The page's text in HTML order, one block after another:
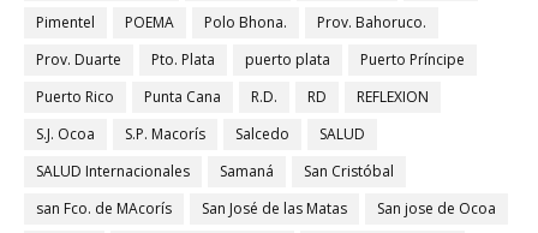
Pimentel
POEMA Polo Bhona.
Prov. Bahoruco.
Prov. Duarte
Pto. Plata puerto plata
Puerto Príncipe
Puerto Rico
Punta Cana R.D. RD
REFLEXION
S.J. Ocoa
S.P. Macorís Salcedo
SALUD
SALUD Internacionales
Samaná
San Cristóbal
san Fco. de MAcorís
San José de las Matas
San jose de Ocoa